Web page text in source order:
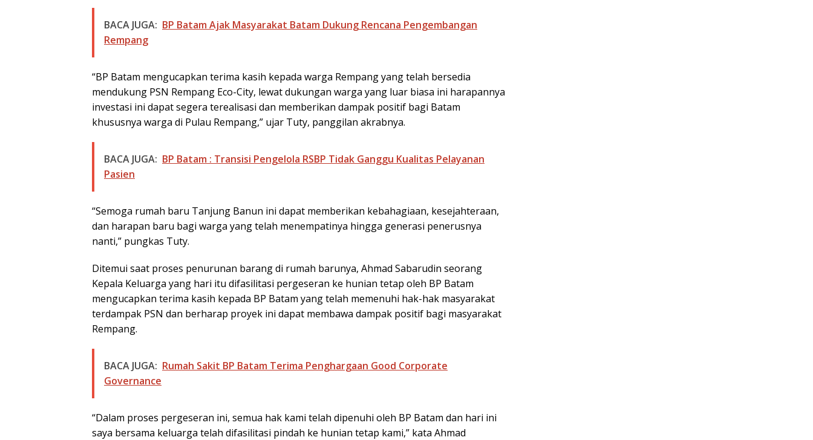
BACA JUGA: BP Batam Ajak Masyarakat Batam Dukung Rencana Pengembangan
Rempang
“BP Batam mengucapkan terima kasih kepada warga Rempang yang telah bersedia
mendukung PSN Rempang Eco-City, lewat dukungan warga yang luar biasa ini harapannya
investasi ini dapat segera terealisasi dan memberikan dampak positif bagi Batam
khususnya warga di Pulau Rempang,” ujar Tuty, panggilan akrabnya.
BACA JUGA: BP Batam : Transisi Pengelola RSBP Tidak Ganggu Kualitas Pelayanan
Pasien
“Semoga rumah baru Tanjung Banun ini dapat memberikan kebahagiaan, kesejahteraan,
dan harapan baru bagi warga yang telah menempatinya hingga generasi penerusnya
nanti,” pungkas Tuty.
Ditemui saat proses penurunan barang di rumah barunya, Ahmad Sabarudin seorang
Kepala Keluarga yang hari itu difasilitasi pergeseran ke hunian tetap oleh BP Batam
mengucapkan terima kasih kepada BP Batam yang telah memenuhi hak-hak masyarakat
terdampak PSN dan berharap proyek ini dapat membawa dampak positif bagi masyarakat
Rempang.
BACA JUGA: Rumah Sakit BP Batam Terima Penghargaan Good Corporate
Governance
“Dalam proses pergeseran ini, semua hak kami telah dipenuhi oleh BP Batam dan hari ini
saya bersama keluarga telah difasilitasi pindah ke hunian tetap kami,” kata Ahmad